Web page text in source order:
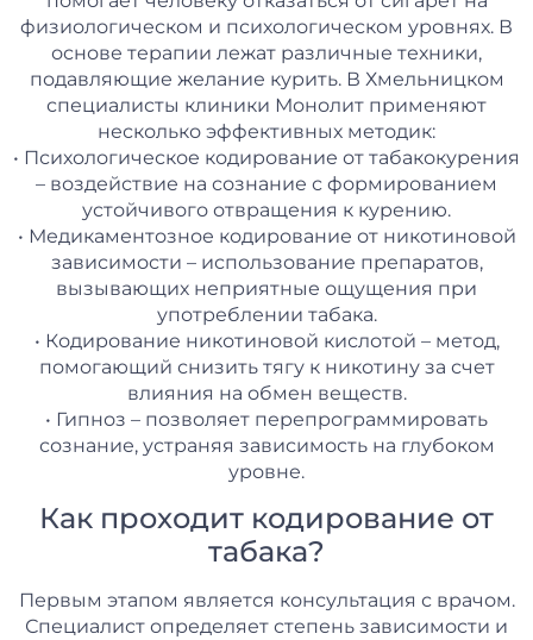
физиологическом и психологическом уровнях. В
основе терапии лежат различные техники,
подавляющие желание курить. В Хмельницком
специалисты клиники Монолит применяют
несколько эффективных методик:
• Психологическое кодирование от табакокурения
– воздействие на сознание с формированием
устойчивого отвращения к курению.
• Медикаментозное кодирование от никотиновой
зависимости – использование препаратов,
вызывающих неприятные ощущения при
употреблении табака.
• Кодирование никотиновой кислотой – метод,
помогающий снизить тягу к никотину за счет
влияния на обмен веществ.
• Гипноз – позволяет перепрограммировать
сознание, устраняя зависимость на глубоком
уровне.
Как проходит кодирование от
табака?
Первым этапом является консультация с врачом.
Специалист определяет степень зависимости и